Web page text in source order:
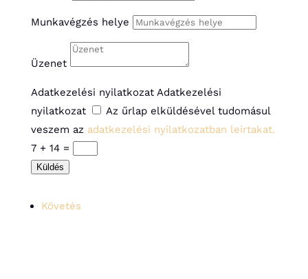
Munkavégzés helye
Üzenet
Adatkezelési nyilatkozat Adatkezelési
nyilatkozat
Az űrlap elküldésével tudomásul
veszem az adatkezelési nyilatkozatban leírtakat.
7 + 14=
Küldés
Követés